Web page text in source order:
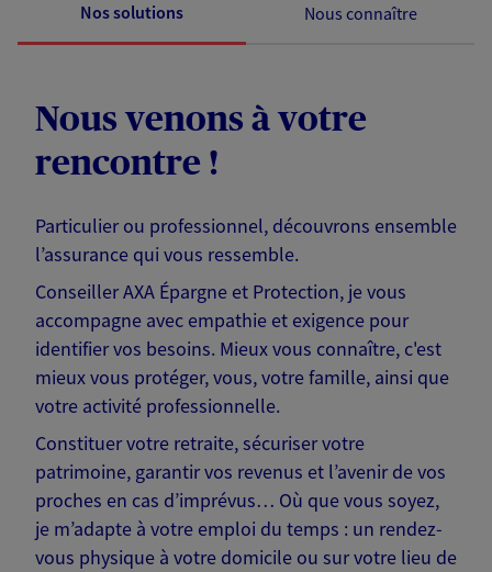
Nos solutions Nous connaître
Nous venons à votre
rencontre !
Particulier ou professionnel, découvrons ensemble
l’assurance qui vous ressemble.
Conseiller AXA Épargne et Protection, je vous
accompagne avec empathie et exigence pour
identifier vos besoins. Mieux vous connaître, c'est
mieux vous protéger, vous, votre famille, ainsi que
votre activité professionnelle.
Constituer votre retraite, sécuriser votre
patrimoine, garantir vos revenus et l’avenir de vos
proches en cas d’imprévus… Où que vous soyez,
je m’adapte à votre emploi du temps : un rendez-
vous physique à votre domicile ou sur votre lieu de